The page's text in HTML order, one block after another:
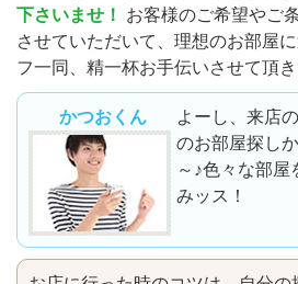
下さいませ！
お客様のご希望やご
させていただいて、理想のお部屋
フ一同、精一杯お手伝いさせて頂き
かつおくん
よーし、来店
のお部屋探し
～♪色々な部屋
みッス！